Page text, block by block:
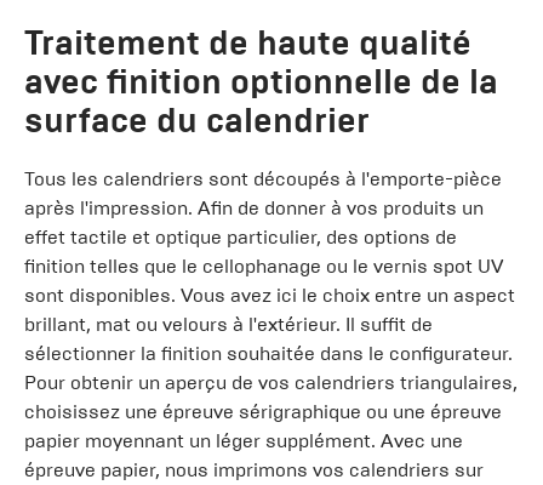
Traitement de haute qualité
avec finition optionnelle de la
surface du calendrier
Tous les calendriers sont découpés à l'emporte-pièce
après l'impression. Afin de donner à vos produits un
effet tactile et optique particulier, des options de
finition telles que le cellophanage ou le vernis spot UV
sont disponibles. Vous avez ici le choix entre un aspect
brillant, mat ou velours à l'extérieur. Il suffit de
sélectionner la finition souhaitée dans le configurateur.
Pour obtenir un aperçu de vos calendriers triangulaires,
choisissez une épreuve sérigraphique ou une épreuve
papier moyennant un léger supplément. Avec une
épreuve papier, nous imprimons vos calendriers sur